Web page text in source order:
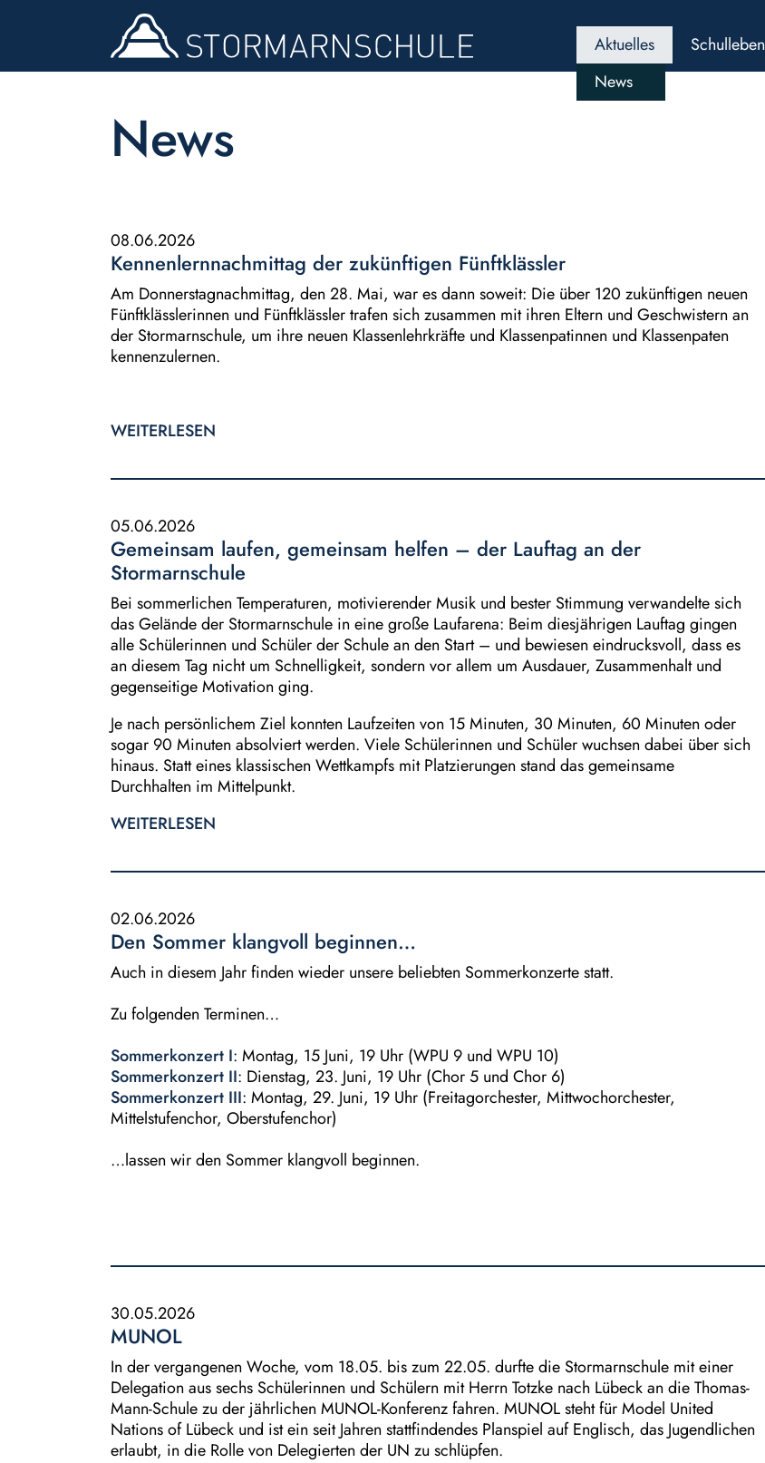
Aktuelles
News
Schulleben
News
08.06.2026
Kennenlernnachmittag der zukünftigen Fünftklässler
Am Donnerstagnachmittag, den 28. Mai, war es dann soweit: Die über 120 zukünftigen neuen
Fünftklässlerinnen und Fünftklässler trafen sich zusammen mit ihren Eltern und Geschwistern an
der Stormarnschule, um ihre neuen Klassenlehrkräfte und Klassenpatinnen und Klassenpaten
kennenzulernen.
WEITERLESEN
05.06.2026
Gemeinsam laufen, gemeinsam helfen – der Lauftag an der
Stormarnschule
Bei sommerlichen Temperaturen, motivierender Musik und bester Stimmung verwandelte sich
das Gelände der Stormarnschule in eine große Laufarena: Beim diesjährigen Lauftag gingen
alle Schülerinnen und Schüler der Schule an den Start – und bewiesen eindrucksvoll, dass es
an diesem Tag nicht um Schnelligkeit, sondern vor allem um Ausdauer, Zusammenhalt und
gegenseitige Motivation ging.
Je nach persönlichem Ziel konnten Laufzeiten von 15 Minuten, 30 Minuten, 60 Minuten oder
sogar 90 Minuten absolviert werden. Viele Schülerinnen und Schüler wuchsen dabei über sich
hinaus. Statt eines klassischen Wettkampfs mit Platzierungen stand das gemeinsame
Durchhalten im Mittelpunkt.
WEITERLESEN
02.06.2026
Den Sommer klangvoll beginnen…
Auch in diesem Jahr finden wieder unsere beliebten Sommerkonzerte statt.
Zu folgenden Terminen…
Sommerkonzert I: Montag, 15 Juni, 19 Uhr (WPU 9 und WPU 10)
Sommerkonzert II: Dienstag, 23. Juni, 19 Uhr (Chor 5 und Chor 6)
Sommerkonzert III: Montag, 29. Juni, 19 Uhr (Freitagorchester, Mittwochorchester,
Mittelstufenchor, Oberstufenchor)
…lassen wir den Sommer klangvoll beginnen.
30.05.2026
MUNOL
In der vergangenen Woche, vom 18.05. bis zum 22.05. durfte die Stormarnschule mit einer
Delegation aus sechs Schülerinnen und Schülern mit Herrn Totzke nach Lübeck an die Thomas-
Mann-Schule zu der jährlichen MUNOL-Konferenz fahren. MUNOL steht für Model United
Nations of Lübeck und ist ein seit Jahren stattfindendes Planspiel auf Englisch, das Jugendlichen
erlaubt, in die Rolle von Delegierten der UN zu schlüpfen.